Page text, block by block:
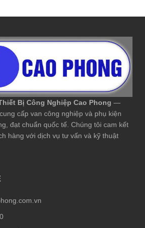
Bị Công Nghiệp Cao Phong —
cấp van công nghiệp và phụ kiện
đạt chuẩn quốc tế. Chúng tôi cam kết
hàng với dịch vụ tư vấn và kỹ thuật